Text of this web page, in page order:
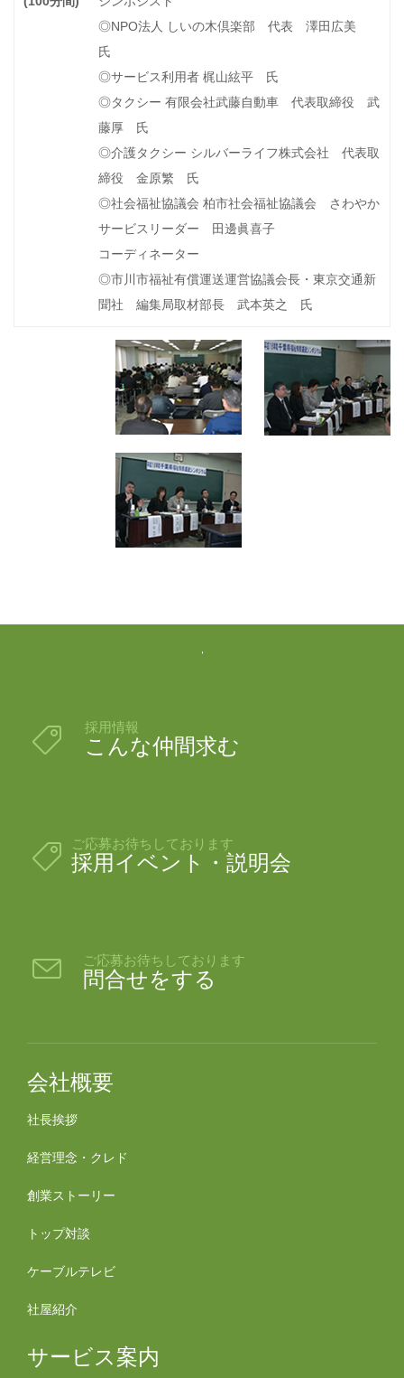
◎NPO法人 しいの木倶楽部 代表 澤田広美
氏
◎サービス利用者 梶山絃平 氏
◎タクシー 有限会社武藤自動車 代表取締役 武
藤厚 氏
◎介護タクシー シルバーライフ株式会社 代表取
締役 金原繁 氏
◎社会福祉協議会 柏市社会福祉協議会 さわやか
サービスリーダー 田邊眞喜子
コーディネーター
◎市川市福祉有償運送運営協議会長・東京交通新
聞社 編集局取材部長 武本英之 氏
 採用情報
こんな仲間求む
 ご応募お待ちしております
採用イベント・説明会
 ご応募お待ちしております
問合せをする
会社概要
社長挨拶
経営理念・クレド
創業ストーリー
トップ対談
ケーブルテレビ
社屋紹介
サービス案内